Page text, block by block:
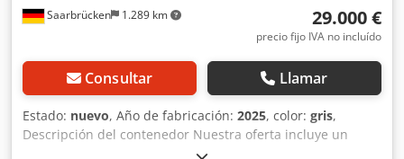
Saarbrücken 1.289 km 29.000 €
precio fijo IVA no incluído
Consultar Llamar
Estado: nuevo, Año de fabricación: 2025, color: gris,
Descripción del contenedor Nuestra oferta incluye un
paquete completo de alta calidad, lo que la hace